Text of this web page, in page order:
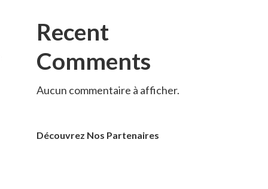
Recent
Comments
Aucun commentaire à afficher.
Découvrez Nos Partenaires